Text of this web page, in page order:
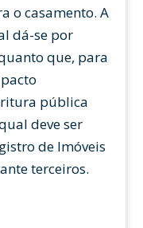
o casamento. A
dá-se por
que, para
pública
deve ser
de Imóveis
terceiros.